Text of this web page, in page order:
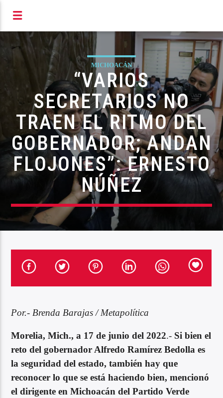
RADIOFÓNICOS DE
MICHOACÁN
“VARIOS
SECRETARIOS NO
TRAEN EL RITMO DEL
GOBERNADOR; ANDAN
FLOJONES”: ERNESTO
NÚÑEZ
Por.- Brenda Barajas / Metapolítica
Morelia, Mich., a 17 de junio del 2022.- Si bien el
reto del gobernador Alfredo Ramírez Bedolla es
la seguridad del estado, también hay que
reconocer lo que se está haciendo bien, mencionó
el dirigente en Michoacán del Partido Verde